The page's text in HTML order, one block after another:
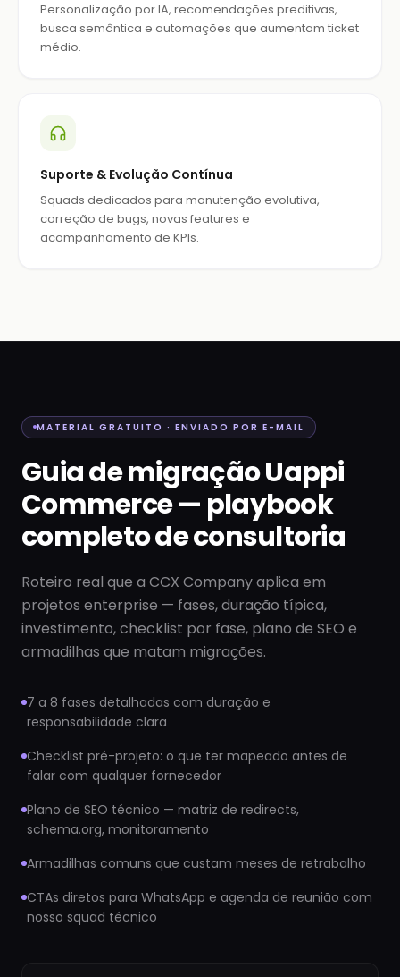
Personalização por IA, recomendações preditivas,
busca semântica e automações que aumentam ticket
médio.
Suporte & Evolução Contínua
Squads dedicados para manutenção evolutiva,
correção de bugs, novas features e
acompanhamento de KPIs.
MATERIAL GRATUITO · ENVIADO POR E-MAIL
Guia de migração Uappi
Commerce — playbook
completo de consultoria
Roteiro real que a CCX Company aplica em
projetos enterprise — fases, duração típica,
investimento, checklist por fase, plano de SEO e
armadilhas que matam migrações.
7 a 8 fases detalhadas com duração e
responsabilidade clara
Checklist pré-projeto: o que ter mapeado antes de
falar com qualquer fornecedor
Plano de SEO técnico — matriz de redirects,
schema.org, monitoramento
Armadilhas comuns que custam meses de retrabalho
CTAs diretos para WhatsApp e agenda de reunião com
nosso squad técnico